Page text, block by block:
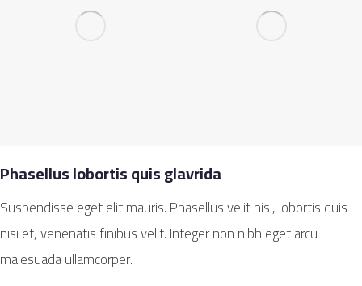
Phasellus lobortis quis glavrida
Suspendisse eget elit mauris. Phasellus velit nisi, lobortis quis
nisi et, venenatis finibus velit. Integer non nibh eget arcu
malesuada ullamcorper.